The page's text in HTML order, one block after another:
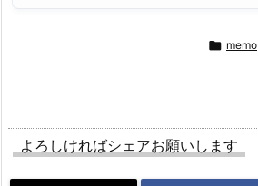
 memo
よろしければシェアお願いします